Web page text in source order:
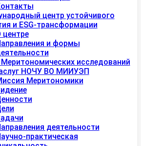
центр устойчивого
и ESG-трансформации
центре
и формы
исследований
НОЧУ ВО МИИУЭП
Меритономики
деятельности
практическая